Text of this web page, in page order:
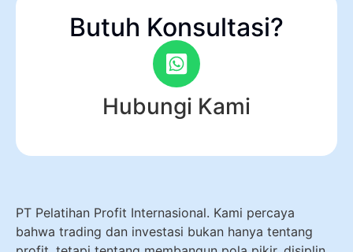
Butuh Konsultasi?
Hubungi Kami
PT Pelatihan Profit Internasional. Kami percaya
bahwa trading dan investasi bukan hanya tentang